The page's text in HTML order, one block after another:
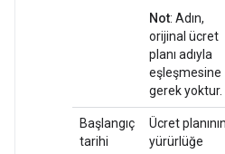
Not: Adın,
orijinal ücret
planı adıyla
eşleşmesine
gerek yoktur.
Başlangıç
tarihi
Ücret planının
yürürlüğe